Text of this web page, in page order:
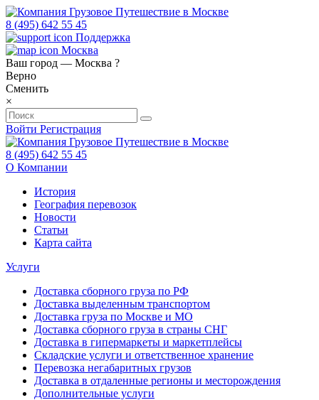
8 (495) 642 55 45
Поддержка
Москва
Ваш город — Москва ?
Верно
Сменить
×
Войти Регистрация
8 (495) 642 55 45
О Компании
История
География перевозок
Новости
Статьи
Карта сайта
Услуги
Доставка сборного груза по РФ
Доставка выделенным транспортом
Доставка груза по Москве и МО
Доставка сборного груза в страны СНГ
Доставка в гипермаркеты и маркетплейсы
Складские услуги и ответственное хранение
Перевозка негабаритных грузов
Доставка в отдаленные регионы и месторождения
Дополнительные услуги